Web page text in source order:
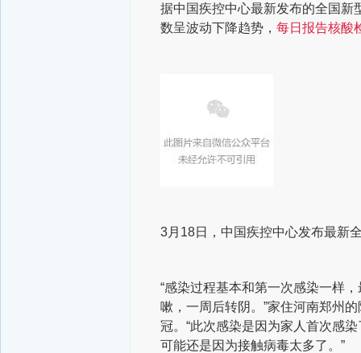
据中国疾控中心最新发布的全国新
数呈波动下降趋势， 每日报告核酸
3月18日，中国疾控中心发布最新
“感染过程基本和第一次感染一样
嗽，一周后转阴。”家住河南郑州
冠。“此次感染是因为家人首次感
可能还是因为接触病毒太多了。”